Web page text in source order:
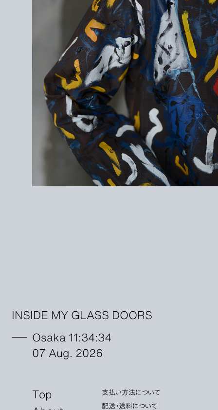
INSIDE MY GLASS DOORS
Osaka 11:34:36
07 Aug. 2026
Top
支払い方法について
配送・送料について